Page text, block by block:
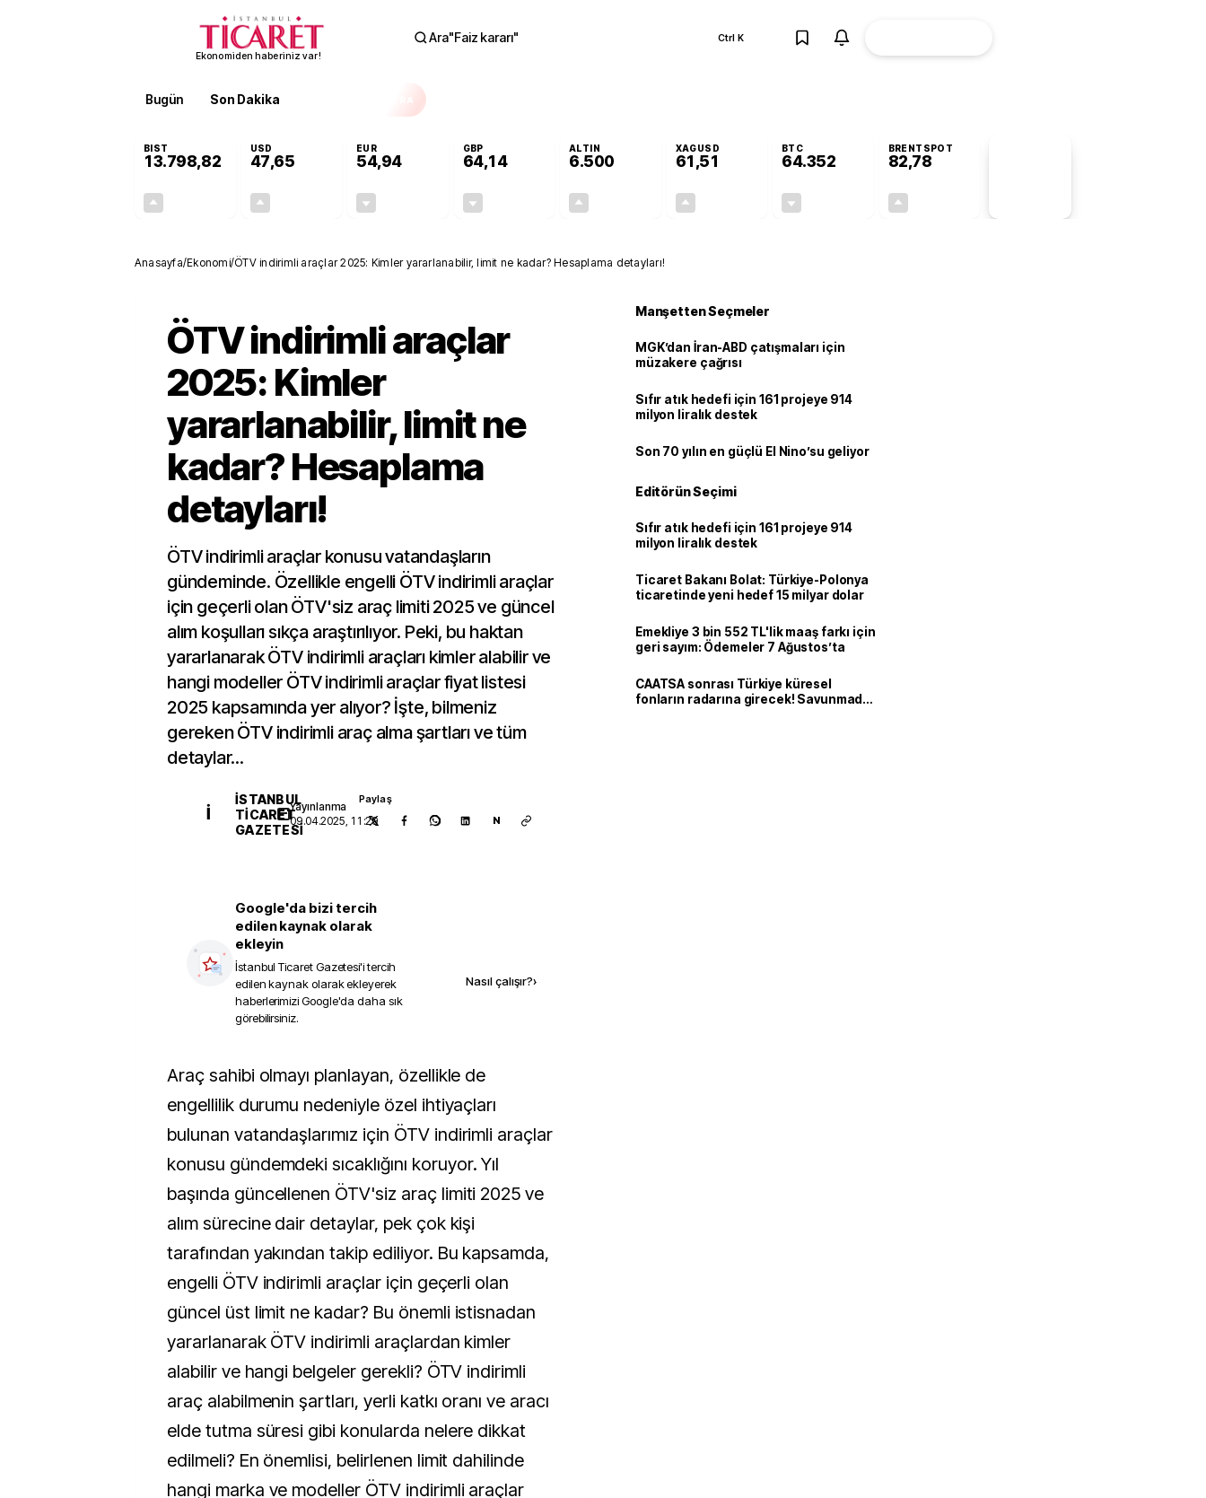
Ekonomiden haberiniz var!
Ara"Faiz kararı" Ctrl K
Bugün Son Dakika
BIST
13.798,82
USD
47,65
EUR
54,94
GBP
64,14
ALTIN
6.500
XAGUSD
61,51
BTC
64.352
BRENTSPOT
82,78
Anasayfa/Ekonomi/ÖTV indirimli araçlar 2025: Kimler yararlanabilir, limit ne kadar? Hesaplama detayları!
ÖTV indirimli araçlar
2025: Kimler
yararlanabilir, limit ne
kadar? Hesaplama
detayları!
ÖTV indirimli araçlar konusu vatandaşların
gündeminde. Özellikle engelli ÖTV indirimli araçlar
için geçerli olan ÖTV'siz araç limiti 2025 ve güncel
alım koşulları sıkça araştırılıyor. Peki, bu haktan
yararlanarak ÖTV indirimli araçları kimler alabilir ve
hangi modeller ÖTV indirimli araçlar fiyat listesi
2025 kapsamında yer alıyor? İşte, bilmeniz
gereken ÖTV indirimli araç alma şartları ve tüm
detaylar...
İ
İSTANBUL
TICARET
GAZETESI
Yayınlanma
09.04.2025, 11:29
Paylaş
N
Google'da bizi tercih
edilen kaynak olarak
ekleyin
İstanbul Ticaret Gazetesi'i tercih
edilen kaynak olarak ekleyerek
haberlerimizi Google'da daha sık
görebilirsiniz.
Nasıl çalışır?›
Araç sahibi olmayı planlayan, özellikle de
engellilik durumu nedeniyle özel ihtiyaçları
bulunan vatandaşlarımız için ÖTV indirimli araçlar
konusu gündemdeki sıcaklığını koruyor. Yıl
başında güncellenen ÖTV'siz araç limiti 2025 ve
alım sürecine dair detaylar, pek çok kişi
tarafından yakından takip ediliyor. Bu kapsamda,
engelli ÖTV indirimli araçlar için geçerli olan
güncel üst limit ne kadar? Bu önemli istisnadan
yararlanarak ÖTV indirimli araçlardan kimler
alabilir ve hangi belgeler gerekli? ÖTV indirimli
araç alabilmenin şartları, yerli katkı oranı ve aracı
elde tutma süresi gibi konularda nelere dikkat
edilmeli? En önemlisi, belirlenen limit dahilinde
hangi marka ve modeller ÖTV indirimli araçlar
Manşetten Seçmeler
MGK’dan İran-ABD çatışmaları için
müzakere çağrısı
Sıfır atık hedefi için 161 projeye 914
milyon liralık destek
Son 70 yılın en güçlü El Nino’su geliyor
Editörün Seçimi
Sıfır atık hedefi için 161 projeye 914
milyon liralık destek
Ticaret Bakanı Bolat: Türkiye-Polonya
ticaretinde yeni hedef 15 milyar dolar
Emekliye 3 bin 552 TL'lik maaş farkı için
geri sayım: Ödemeler 7 Ağustos’ta
CAATSA sonrası Türkiye küresel
fonların radarına girecek! Savunmadan